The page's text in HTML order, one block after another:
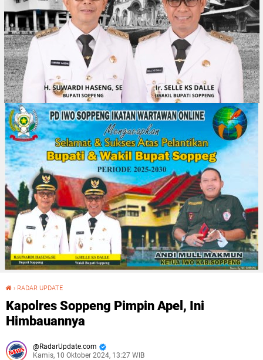
› RADAR UPDATE
Kapolres Soppeng Pimpin Apel, Ini
Himbauannya
RadarUpdate.com
Kamis, 10 Oktober 2024, 13:27 WIB